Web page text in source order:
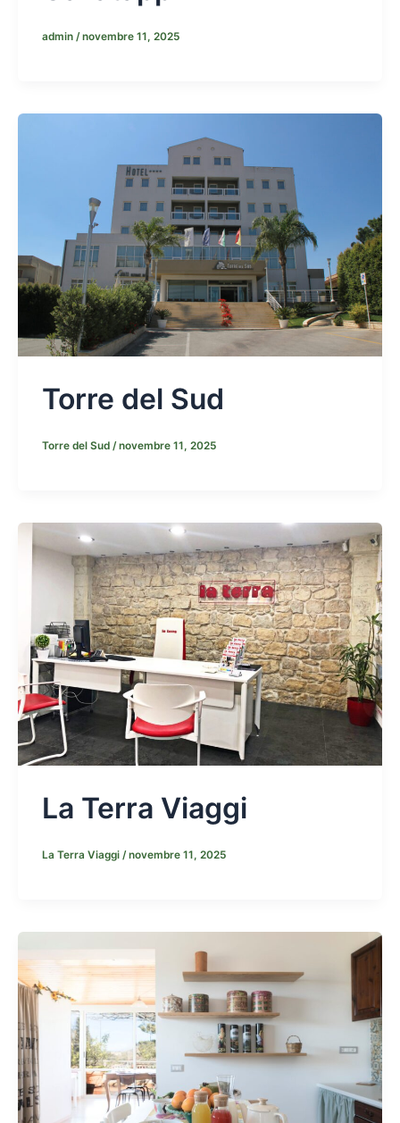
admin /novembre 11, 2025
Torre del Sud
Torre del Sud /novembre 11, 2025
La Terra Viaggi
La Terra Viaggi /novembre 11, 2025